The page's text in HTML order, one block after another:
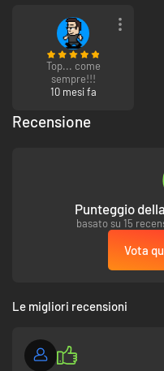
detonatori termici, bombe
Include puzzle e labirinti
Top... come
sempre!!!
10 mesi fa
Recensione
Punteggio
basato su 15
Vota
Le migliori recensioni